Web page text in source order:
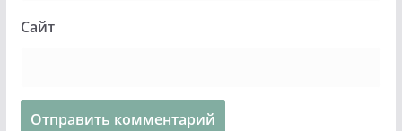
Сайт